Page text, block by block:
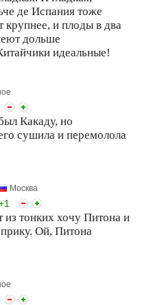
де Испания тоже
крупнее, и плоды в два
дольше
идеальные!
Какаду, но
сушила и перемолола
Москва
1
из тонких хочу Питона и
Ой, Питона